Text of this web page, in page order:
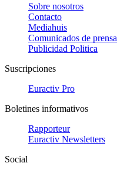
Sobre nosotros
Contacto
Mediahuis
Comunicados de prensa
Publicidad Politica
Suscripciones
Euractiv Pro
Boletines informativos
Rapporteur
Euractiv Newsletters
Social